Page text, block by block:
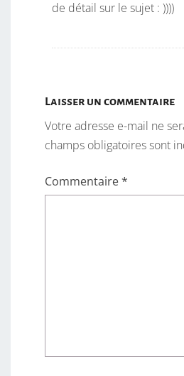
de détail sur le sujet : ))))
Laisser un commentaire
Votre adresse e-mail ne
champs obligatoires sont
Commentaire*